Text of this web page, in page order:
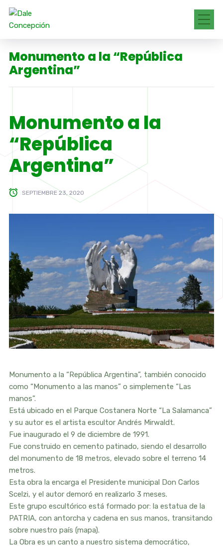
Monumento a la “República
Argentina”
Monumento a la
“República
Argentina”
SEPTIEMBRE 23, 2020
Monumento a la “República Argentina”, también conocido
como “Monumento a las manos” o simplemente “Las
manos”.
Está ubicado en el Parque Costanera Norte “La Salamanca”
y su autor es el artista escultor Andrés Mirwaldt.
Fue inaugurado el 9 de diciembre de 1991.
Fue construido en cemento patinado, siendo el desarrollo
del monumento de 18 metros, elevado sobre el terreno 14
metros.
Esta obra la encarga el Presidente municipal Don Carlos
Scelzi, y el autor demoró en realizarlo 3 meses.
Este grupo escultórico está formado por: la estatua de la
PATRIA, con antorcha y cadena en sus manos, transitando
sobre nuestro país (mapa).
La Obra es un canto a nuestro sistema democrático,